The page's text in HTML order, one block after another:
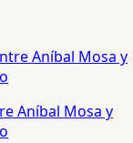
Aníbal Mosa y